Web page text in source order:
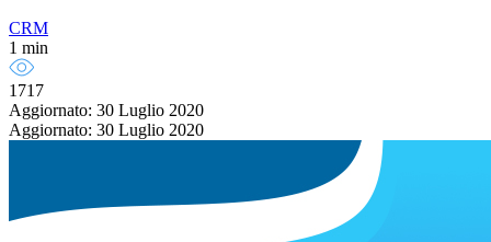
CRM
1 min
1717
Aggiornato: 30 Luglio 2020
Aggiornato: 30 Luglio 2020